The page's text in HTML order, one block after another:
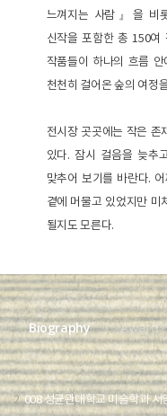
느껴지는 사람』을 비
신작을 포함한 총 150여
작품들이 하나의 흐름
천천히 걸어온 숲의 여정
전시장 곳곳에는 작은 존
있다. 잠시 걸음을 늦추
맞추어 보기를 바란다.
곁에 머물고 있었지만 미
될지도 모른다.
Biography Award
2 008 성균관대학교 미술학과 서